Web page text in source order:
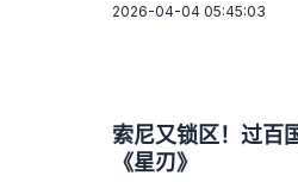
2026-04-04 05:45:03
索尼又锁区！过百
《星刃》